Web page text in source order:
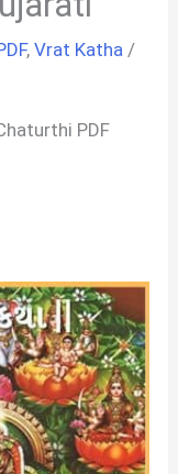
,Vrat Katha /
PDF